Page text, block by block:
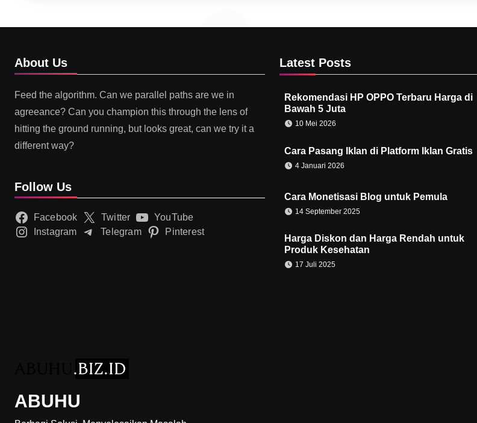
About Us
Feed the algorithm. Can we parallel paths are we in
agreeance? Can you champion this through the lens of
hitting the ground running, but looks great, can we try it a
different way?
Follow Us
Facebook Twitter
YouTube
Instagram
Telegram Pinterest
Latest Posts
Rekomendasi HP OPPO Terbaru Harga di
Bawah 5 Juta
10 Mei 2026
Cara Pasang Iklan di Platform Iklan Gratis
4 Januari 2026
Cara Monetisasi Blog untuk Pemula
14 September 2025
Harga Diskon dan Harga Rendah untuk
Produk Kesehatan
17 Juli 2025
ABUHU